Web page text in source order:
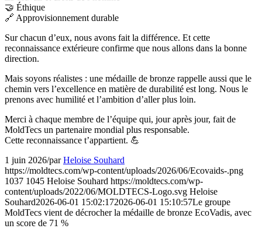
🤝 Éthique
🔗 Approvisionnement durable
Sur chacun d’eux, nous avons fait la différence. Et cette
reconnaissance extérieure confirme que nous allons dans la bonne
direction.
Mais soyons réalistes : une médaille de bronze rappelle aussi que le
chemin vers l’excellence en matière de durabilité est long. Nous le
prenons avec humilité et l’ambition d’aller plus loin.
Merci à chaque membre de l’équipe qui, jour après jour, fait de
MoldTecs un partenaire mondial plus responsable.
Cette reconnaissance t’appartient. 💪
1 juin 2026/parHeloise Souhard
https://moldtecs.com/wp-content/uploads/2026/06/Ecovaids-.png
1037 1045 Heloise Souhard https://moldtecs.com/wp-
content/uploads/2022/06/MOLDTECS-Logo.svg Heloise
Souhard2026-06-01 15:02:172026-06-01 15:10:57Le groupe
MoldTecs vient de décrocher la médaille de bronze EcoVadis, avec
un score de 71 %